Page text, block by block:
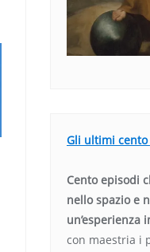
Gli ultimi cento
Cento episodi
nello spazio e
un’esperienza
con maestria i